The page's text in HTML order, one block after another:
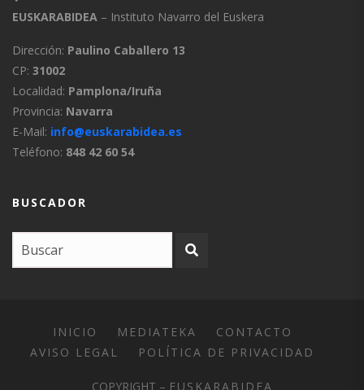
EUSKARABIDEA – Instituto Navarro del Euskera
Dirección: Paulino Caballero 13
CP: 31002
Localidad: Pamplona/Iruña
Provincia: Navarra
E-Mail: info@euskarabidea.es
Teléfono: 848 42 60 54
BUSCADOR
INICIO MEDIATEKA
CONTACTO
AVISO LEGAL
POLÍTICA DE PRIVACIDAD
COPYRIGHT – EUSKARABIDEA